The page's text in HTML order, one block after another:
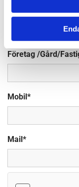
Namn*
Företag /Gård/
Mobil*
Mail*